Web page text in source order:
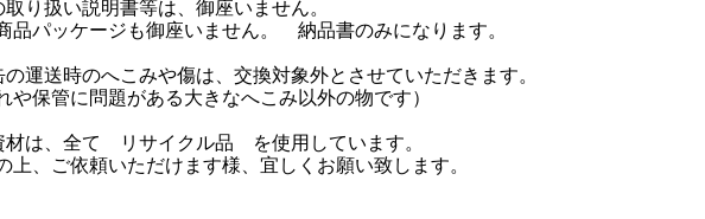
り扱い説明書等は、御座いません。
品パッケージも御座いません。 納品書のみになります。
の運送時のへこみや傷は、交換対象外とさせていただきます。
や保管に問題がある大きなへこみ以外の物です）
材は、全て リサイクル品 を使用しています。
上、ご依頼いただけます様、宜しくお願い致します。